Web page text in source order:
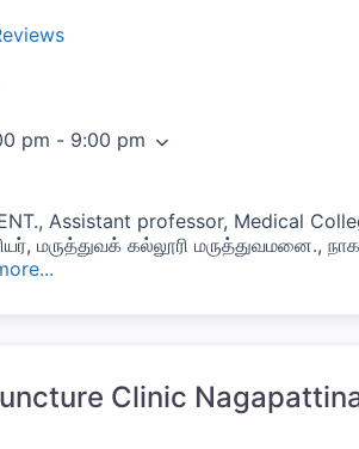
pm - 9:00 pm
Assistant professor, Medical
மருத்துவக் கல்லூரி மருத்துவமனை.,
Clinic